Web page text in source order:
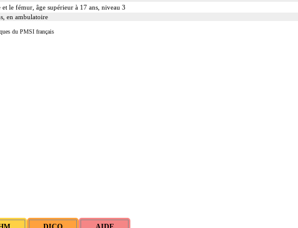
le fémur, âge supérieur à 17 ans, niveau 3
en ambulatoire
du PMSI français